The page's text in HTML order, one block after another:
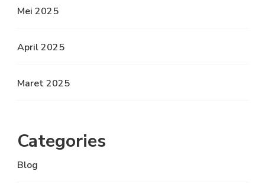
Mei 2025
April 2025
Maret 2025
Categories
Blog